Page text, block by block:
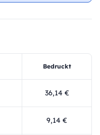
Bedruckt
36,14 €
9,14 €